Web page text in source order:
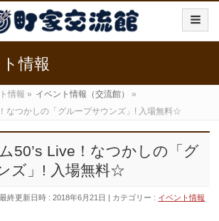
情報
情報 » イベント情報（交流館）
»
なつかしの「グループサウンズ」! 入場無料☆
50’s Live！なつかしの「グ
ズ」! 入場無料☆
最終更新日時 : 2018年6月21日 カテゴリー : イベント情報